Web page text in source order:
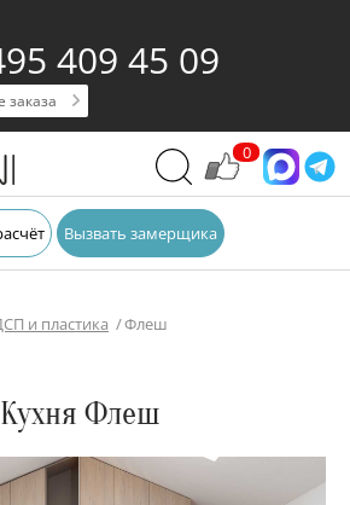
409 45 09
заказа
0
Вызвать замерщика
и пластика Флеш
Кухня Флеш